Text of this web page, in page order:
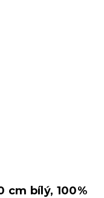
cm bílý, 100%